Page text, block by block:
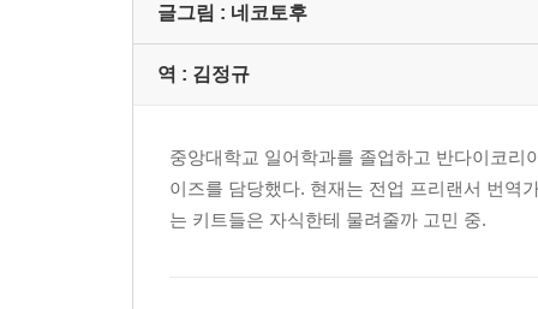
글그림 : 네코토후
역 : 김정규
중앙대학교 일어학과를 졸업하고 반다이코
이즈를 담당했다. 현재는 전업 프리랜서 번역
는 키트들은 자식한테 물려줄까 고민 중.